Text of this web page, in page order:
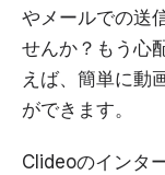
やメールでの送
せんか？もう心
えば、簡単に動
ができます。
Clideoのインタ